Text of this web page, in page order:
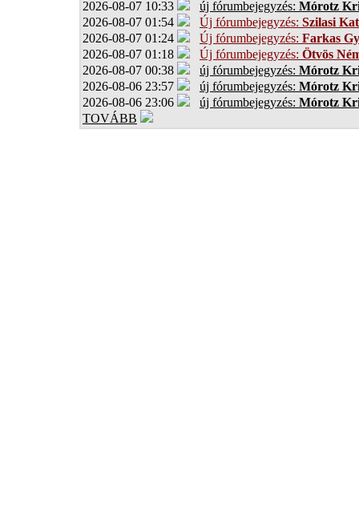
2026-08-07 10:33 új fórumbejegyzés: Mórotz
2026-08-07 01:54
Új fórumbejegyzés: Szilasi
2026-08-07 01:24
Új fórumbejegyzés: Farkas
2026-08-07 01:18
Új fórumbejegyzés: Ötvös
2026-08-07 00:38
új fórumbejegyzés: Mórotz
2026-08-06 23:57
új fórumbejegyzés: Mórotz
2026-08-06 23:06
új fórumbejegyzés: Mórotz
TOVÁBB